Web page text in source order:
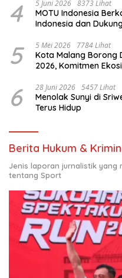
4 5 Juni 2026 8373 Lihat
MOTU Indonesia
Indonesia dan
5 5 Mei 2026 7784 Lihat
Kota Malang Borong
2026, Komitmen
6 28 Juni 2026 5457 Lihat
Menolak Sunyi di
Terus Hidup
Berita Hukum &
Jenis laporan jurnalistik yang
tentang Sport